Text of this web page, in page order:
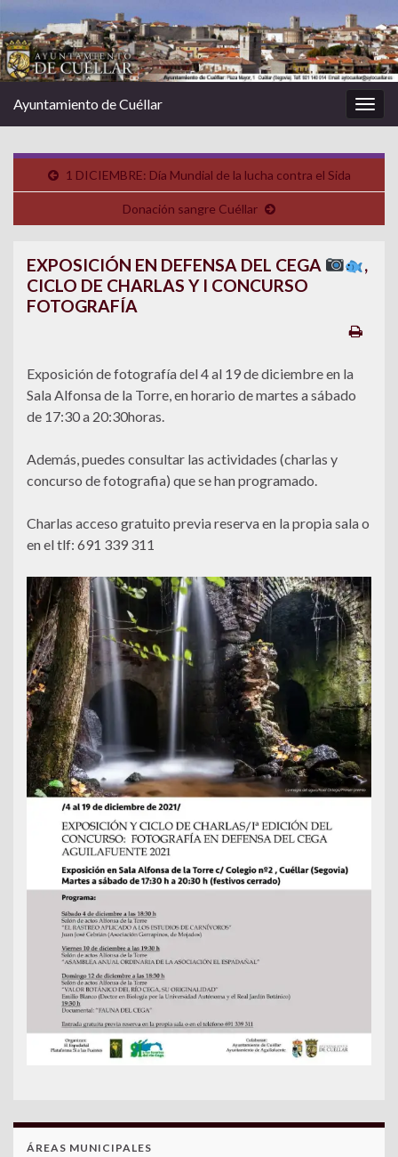
la
Ayuntamiento de Cuéllar
1 DICIEMBRE: Día Mundial de la lucha contra el Sida
Donación sangre Cuéllar
EXPOSICIÓN EN DEFENSA DEL CEGA
,
CICLO DE CHARLAS Y I CONCURSO
FOTOGRAFÍA
Exposición de fotografía del 4 al 19 de diciembre en la
Sala Alfonsa de la Torre, en horario de martes a sábado
de 17:30 a 20:30horas.
Además, puedes consultar las actividades (charlas y
concurso de fotografia) que se han programado.
Charlas acceso gratuito previa reserva en la propia sala o
en el tlf: 691 339 311
ÁREAS MUNICIPALES